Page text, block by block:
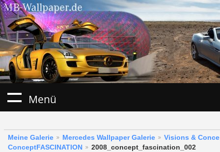
Menü
Meine Galerie Mercedes Wallpaper Galerie
Visions &
ConceptFASCINATION
2008_concept_fascination_002